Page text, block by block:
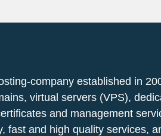
company established in
virtual servers (VPS),
and management
fast and high quality services,